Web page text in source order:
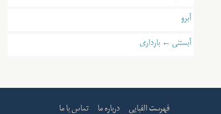
آبرو
آبستنی ← بارداری
فهرست الفبایی درباره ما تماس با ما